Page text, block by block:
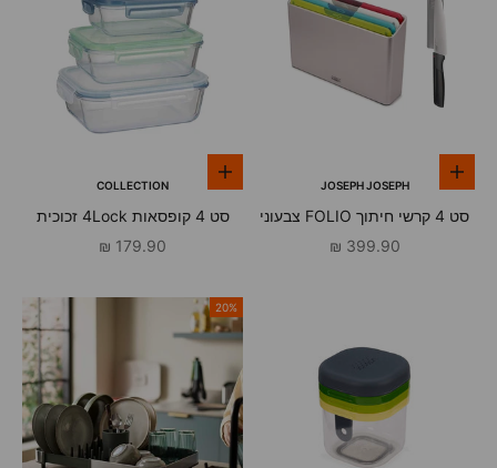
הוספה לסלJOSEPH JOSEPH
סט 4 קרשי חיתוך FOLIO צבעוני
עם סכין
מחיר מבצע
399.90 ₪
הוספה לסלCOLLECTION
סט 4 קופסאות 4Lock זכוכית
מחיר מבצע
179.90 ₪
20%